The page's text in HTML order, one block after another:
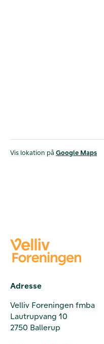
Vis lokation på Google Maps
Adresse
Velliv Foreningen fmba
Lautrupvang 10
2750 Ballerup